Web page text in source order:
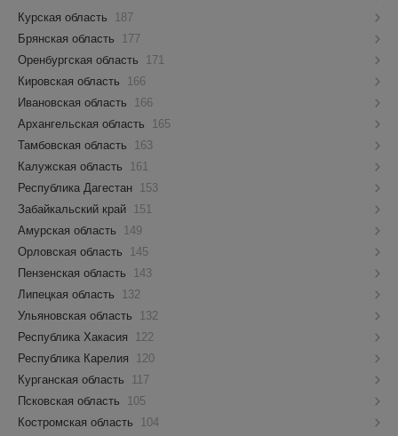
Курская область
187
Брянская область
177
Оренбургская область
171
Кировская область
166
Ивановская область
166
Архангельская область
165
Тамбовская область
163
Калужская область
161
Республика Дагестан 153
Забайкальский край 151
Амурская область
149
Орловская область
145
Пензенская область
143
Липецкая область
132
Ульяновская область
132
Республика Хакасия
122
Республика Карелия
120
Курганская область
117
Псковская область
105
Костромская область
104